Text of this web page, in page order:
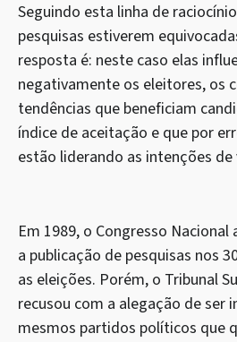
Seguindo esta linha de
pesquisas estiverem
resposta é: neste caso elas
negativamente os eleitores, os
tendências que beneficiam
índice de aceitação e que por
estão liderando as intenções
Em 1989, o Congresso
a publicação de pesquisas nos
as eleições. Porém, o Tribunal
recusou com a alegação de ser
mesmos partidos políticos que